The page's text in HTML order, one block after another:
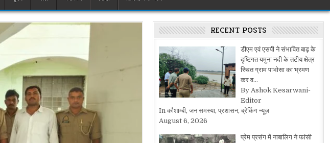
RECENT POSTS
डीएम एवं एसपी ने संभावित बाढ़ के
दृष्टिगत यमुना नदी के तटीय क्षेत्र
स्थित ग्राम पाभोसा का भ्रमण
कर व…
By Ashok Kesarwani-
Editor
In कौशाम्बी, जन समस्या, प्रशासन, ब्रेकिंग न्यूज़
August 6, 2026
प्रेम प्रसंग में नाबालिग ने फांसी